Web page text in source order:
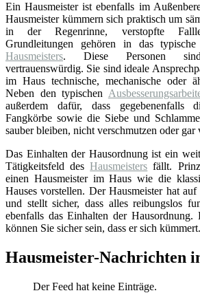
Ein Hausmeister ist ebenfalls im
Hausmeister kümmern sich praktisch um
in der Regenrinne, verstopfte
Grundleitungen gehören in das typische
Hausmeisters. Diese Personen
vertrauenswürdig. Sie sind ideale
im Haus technische, mechanische oder
Neben den typischen
außerdem dafür, dass gegebenenfalls
Fangkörbe sowie die Siebe und
sauber bleiben, nicht verschmutzen oder gar
Das Einhalten der Hausordnung ist ein
Tätigkeitsfeld desHausmeisters fällt.
einen Hausmeister im Haus wie die
Hauses vorstellen. Der Hausmeister hat
und stellt sicher, dass alles reibungslos
ebenfalls das Einhalten der Hausordnung.
können Sie sicher sein, dass er sich kümmert.
Hausmeister-Nachrichten
Der Feed hat keine Einträge.